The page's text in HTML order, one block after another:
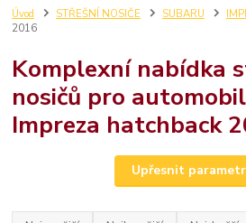
Úvod STŘEŠNÍ NOSIČE SUBARU
2016
Komplexní nabídka
nosičů pro
Impreza hatchback
Upřesnit